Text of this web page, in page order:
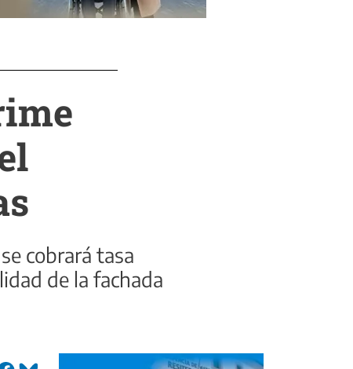
cobrará tasa
de la fachada